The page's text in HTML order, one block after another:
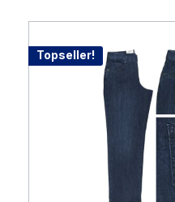
Topseller!